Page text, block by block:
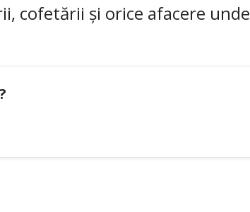
cofetării și orice afacere unde